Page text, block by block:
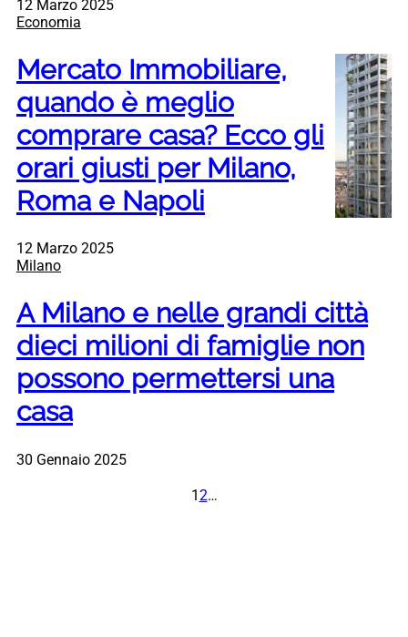
12 Marzo 2025
Economia
Mercato Immobiliare,
quando è meglio
comprare casa? Ecco gli
orari giusti per Milano,
Roma e Napoli
12 Marzo 2025
Milano
A Milano e nelle grandi città
dieci milioni di famiglie non
possono permettersi una
casa
30 Gennaio 2025
1 2…